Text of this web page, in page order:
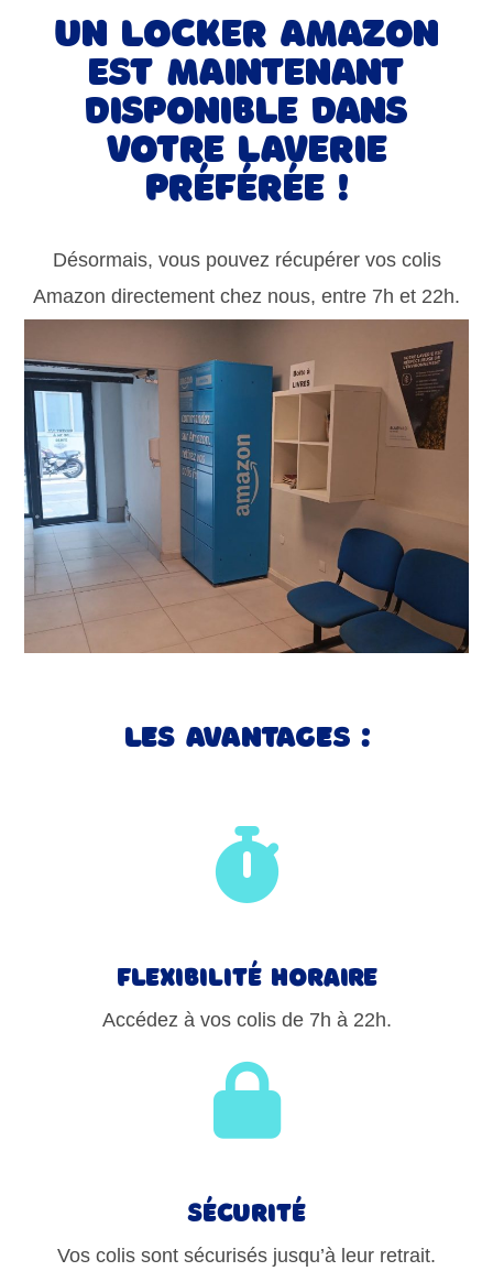
UN Locker AMAZON
EST maintenant
disponible dans
votre laverie
préférée !
Désormais, vous pouvez récupérer vos colis
Amazon directement chez nous, entre 7h et 22h.
Les avantageS :
Flexibilité horaire
Accédez à vos colis de 7h à 22h.
Sécurité
Vos colis sont sécurisés jusqu’à leur retrait.